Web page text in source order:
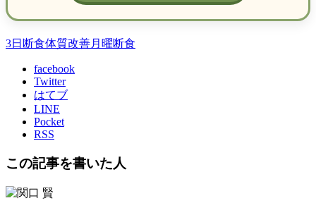
3日断食体質改善月曜断食
facebook
Twitter
はてブ
LINE
Pocket
RSS
この記事を書いた人